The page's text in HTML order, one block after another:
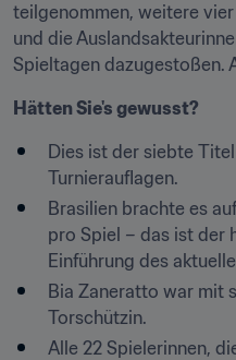
teilgenommen, weitere
und die
Spieltagen dazugestoßen.
Hätten Sie's gewusst?
Dies ist der siebte
Turnierauflagen.
Brasilien brachte es
pro Spiel – das ist der
Einführung des
Bia Zaneratto war mit
Torschützin.
Alle 22 Spielerinnen,